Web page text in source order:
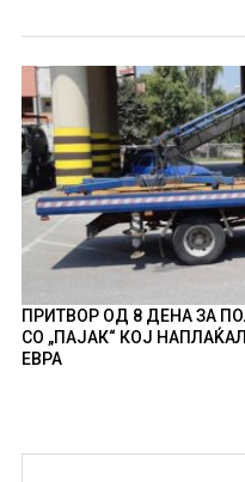
ПРИТВОР ОД 8 ДЕНА ЗА
СО „ПАЈАК“ КОЈ
ЕВРА